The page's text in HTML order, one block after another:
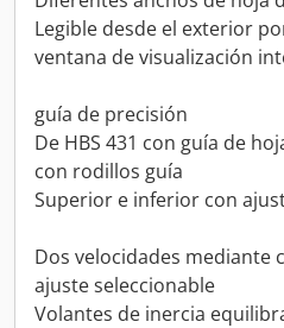
Legible desde el exterior
ventana de visualización
guía de precisión
De HBS 431 con guía de
con rodillos guía
Superior e inferior con
Dos velocidades mediante
ajuste seleccionable
Volantes de inercia